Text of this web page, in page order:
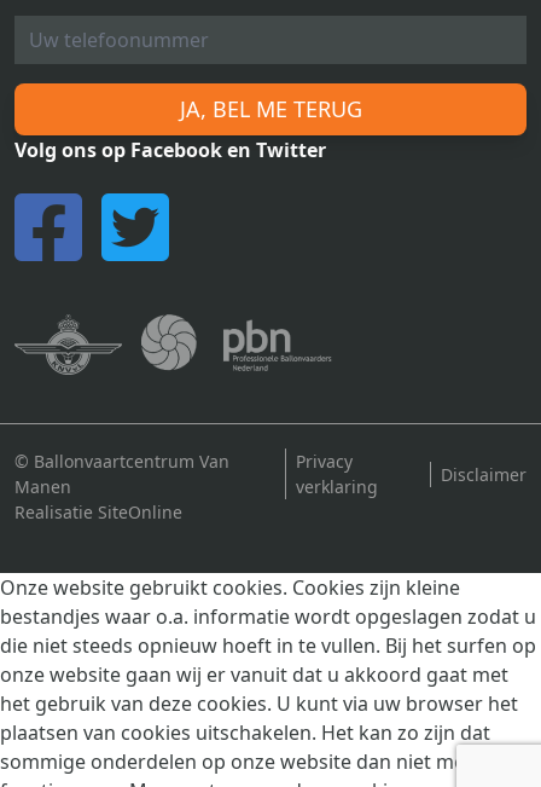
JA, BEL ME TERUG
Volg ons op Facebook en Twitter
© Ballonvaartcentrum Van
Manen
Privacy
verklaring
Disclaimer
Realisatie SiteOnline
Onze website gebruikt cookies. Cookies zijn kleine
bestandjes waar o.a. informatie wordt opgeslagen zodat u
die niet steeds opnieuw hoeft in te vullen. Bij het surfen op
onze website gaan wij er vanuit dat u akkoord gaat met
het gebruik van deze cookies. U kunt via uw browser het
plaatsen van cookies uitschakelen. Het kan zo zijn dat
sommige onderdelen op onze website dan niet meer goed